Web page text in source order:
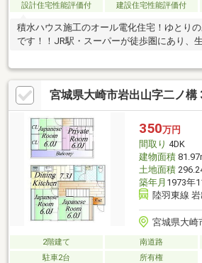
設計住宅性能評価付
建設住宅性能評価付
積水ハウス施工のオール電化住宅！ゆとり
です！！JR駅・スーパーが徒歩圏にあり、
宮城県大崎市岩出山字二ノ構
350万円
間取り 4DK
建物面積
土地面積
築年月 1973年
陸羽東線
宮城県大崎
2階建て 南道路
駐車2台
所有権